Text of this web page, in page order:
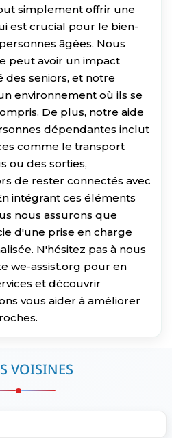
simplement offrir une
est crucial pour le bien-
âgées. Nous
peut avoir un impact
des seniors, et notre
environnement où ils se
De plus, notre aide
dépendantes inclut
comme le transport
ou des sorties,
de rester connectés avec
intégrant ces éléments
nous assurons que
d'une prise en charge
N'hésitez pas à nous
we-assist.org pour en
et découvrir
vous aider à améliorer
VOISINES